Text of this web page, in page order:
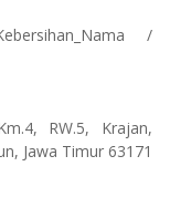
/
RW.5, Krajan,
Jawa Timur 63171